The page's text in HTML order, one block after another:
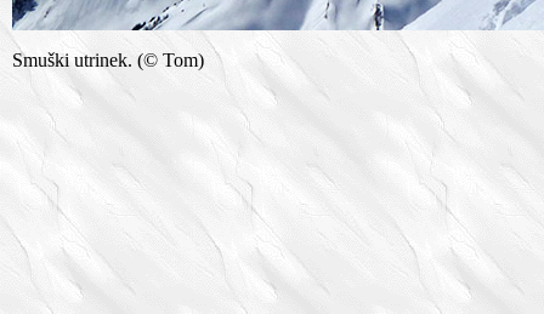
Smuški utrinek. (© Tom)